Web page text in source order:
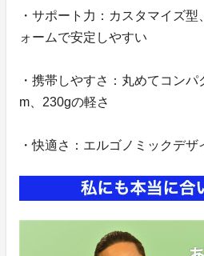
・サポート力：カスタマイズ
ォームで安定しやすい
・携帯しやすさ：丸めてコン
m、230gの軽さ
・快適さ：エルゴノミックデ